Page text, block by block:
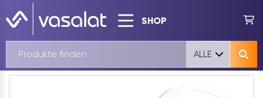
SHOP
ALLE